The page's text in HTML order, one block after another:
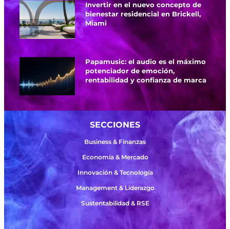
Invertir en el nuevo concepto de
bienestar residencial en Brickell,
Miami
Papamusic: el audio es el máximo
potenciador de emoción,
rentabilidad y confianza de marca
SECCIONES
Business & Finanzas
Economía & Mercado
Innovación & Tecnología
Management & Liderazgo
Sustentabilidad & RSE